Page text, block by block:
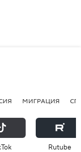
МИГРАЦИЯ
Rutube